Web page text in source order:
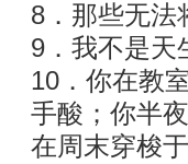
8．那些无法
9．我不是天
10．你在教
手酸；你半
在周末穿梭